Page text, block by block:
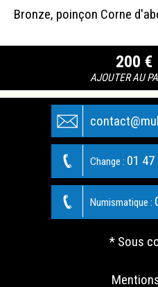
Bronze, poinçon Corne
200 €
AJOUTER AU
Change : 01 47
Numismatique :
* Sous